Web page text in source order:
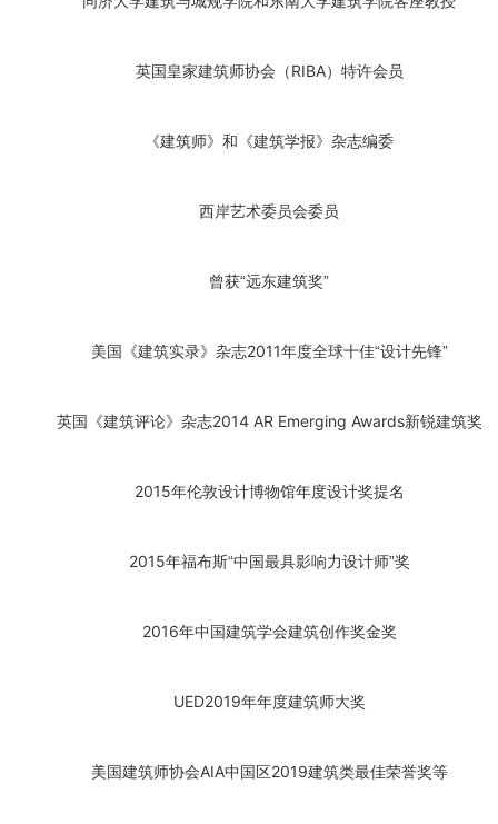
英国皇家建筑师协会（RIBA）特许会员
《建筑师》和《建筑学报》杂志编委
西岸艺术委员会委员
曾获“远东建筑奖”
美国《建筑实录》杂志2011年度全球十佳“设计先锋”
英国《建筑评论》杂志2014 AR Emerging Awards新锐建筑奖
2015年伦敦设计博物馆年度设计奖提名
2015年福布斯“中国最具影响力设计师”奖
2016年中国建筑学会建筑创作奖金奖
UED2019年年度建筑师大奖
美国建筑师协会AIA中国区2019建筑类最佳荣誉奖等